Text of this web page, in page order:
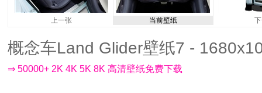
上一张 当前壁纸
概念车Land Glider壁纸7 -
⇒ 50000+ 2K 4K 5K 8K 高清壁纸免费下载